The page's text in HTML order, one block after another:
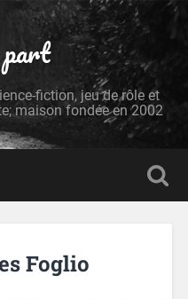
fiction, jeu de rôle et
maison fondée en 2002
Foglio